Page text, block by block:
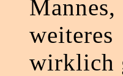
wirklich